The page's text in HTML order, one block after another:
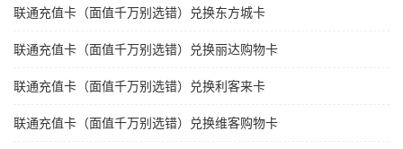
联通充值卡（面值千万别选错）兑换东方城卡
联通充值卡（面值千万别选错）兑换丽达购物卡
联通充值卡（面值千万别选错）兑换利客来卡
联通充值卡（面值千万别选错）兑换维客购物卡